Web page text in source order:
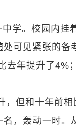
学。校园内挂
可见紧张的备
去年提升了4%
，但和十年前
，轰动一时